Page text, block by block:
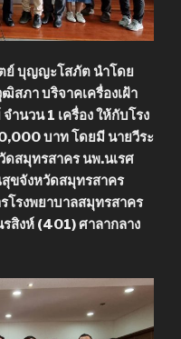
ย์ บุญญะโสภัต นำโดย
ภา บริจาคเครื่องเฝ้า
นวน 1 เครื่อง ให้กับโรง
บาท โดยมี นายวีระ
ดสมุทรสาคร นพ.นเรศ
ขจังหวัดสมุทรสาคร
โรงพยาบาลสมุทรสาคร
สิงห์ (401) ศาลากลาง